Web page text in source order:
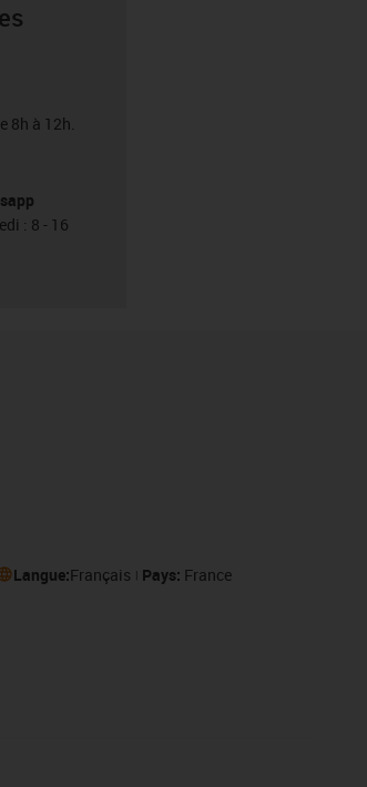
8h à 12h.
: 8 - 16
Langue:Français Pays: France